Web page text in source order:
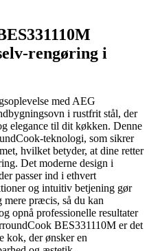
rengøring i
med AEG
i rustfrit stål, der
elegance til dit køkken. Denne
teknologi, som sikrer
hvilket betyder, at dine retter
Det moderne design i
passer ind i ethvert
og intuitiv betjening gør
mere præcis, så du kan
opnå professionelle resultater
BES331110M er det
kok, der ønsker en